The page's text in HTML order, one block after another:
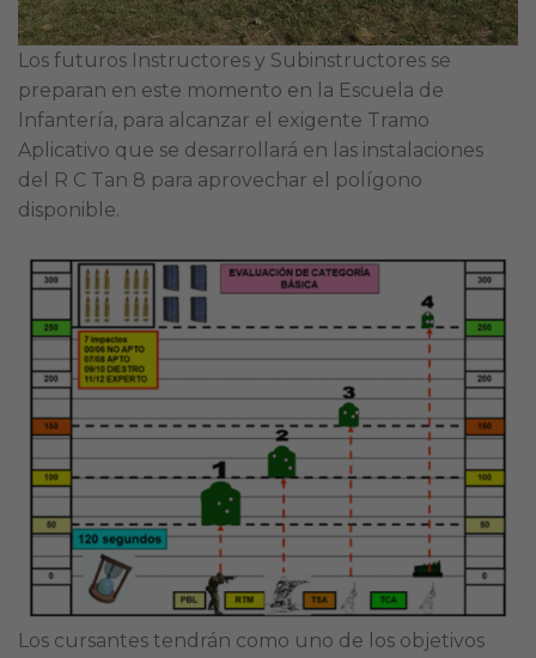
Los futuros Instructores y Subinstructores se
preparan en este momento en la Escuela de
Infantería, para alcanzar el exigente Tramo
Aplicativo que se desarrollará en las instalaciones
del R C Tan 8 para aprovechar el polígono
disponible.
Los cursantes tendrán como uno de los objetivos